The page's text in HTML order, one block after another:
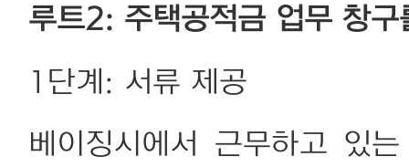
루트2: 주택공적금 업무 창
1단계: 서류 제공
베이징시에서 근무하고 있